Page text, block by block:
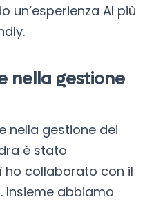
un’esperienza AI più
nella gestione
nella gestione dei
è stato
collaborato con il
Insieme abbiamo